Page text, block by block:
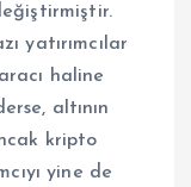
yatırımcılar
haline
altının
kripto
yine de